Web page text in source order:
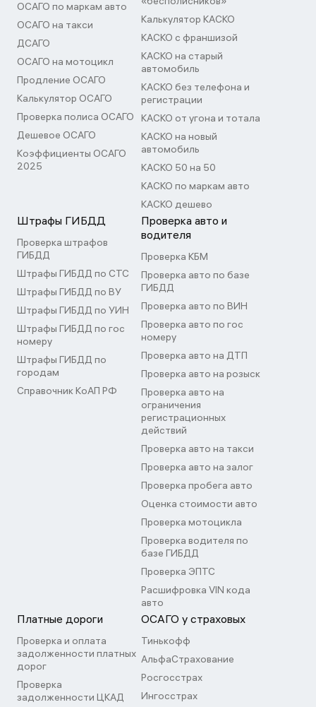
ОСАГО по маркам авто
ОСАГО на такси
ДСАГО
ОСАГО на мотоцикл
Продление ОСАГО
Калькулятор ОСАГО
Проверка полиса ОСАГО
Дешевое ОСАГО
Коэффициенты ОСАГО
2025
Калькулятор КАСКО
КАСКО с франшизой
КАСКО на старый
автомобиль
КАСКО без телефона и
регистрации
КАСКО от угона и тотала
КАСКО на новый
автомобиль
КАСКО 50 на 50
КАСКО по маркам авто
КАСКО дешево
Штрафы ГИБДД
Проверка штрафов
ГИБДД
Штрафы ГИБДД по СТС
Штрафы ГИБДД по ВУ
Штрафы ГИБДД по УИН
Штрафы ГИБДД по гос
номеру
Штрафы ГИБДД по
городам
Справочник КоАП РФ
Проверка авто и
водителя
Проверка КБМ
Проверка авто по базе
ГИБДД
Проверка авто по ВИН
Проверка авто по гос
номеру
Проверка авто на ДТП
Проверка авто на розыск
Проверка авто на
ограничения
регистрационных
действий
Проверка авто на такси
Проверка авто на залог
Проверка пробега авто
Оценка стоимости авто
Проверка мотоцикла
Проверка водителя по
базе ГИБДД
Проверка ЭПТС
Расшифровка VIN кода
авто
Платные дороги
Проверка и оплата
задолженности платных
дорог
Проверка
задолженности ЦКАД
ОСАГО у страховых
Тинькофф
АльфаСтрахование
Росгосстрах
Ингосстрах